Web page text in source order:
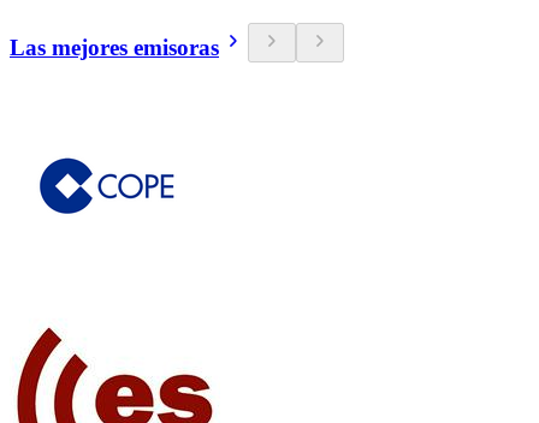
Las mejores emisoras